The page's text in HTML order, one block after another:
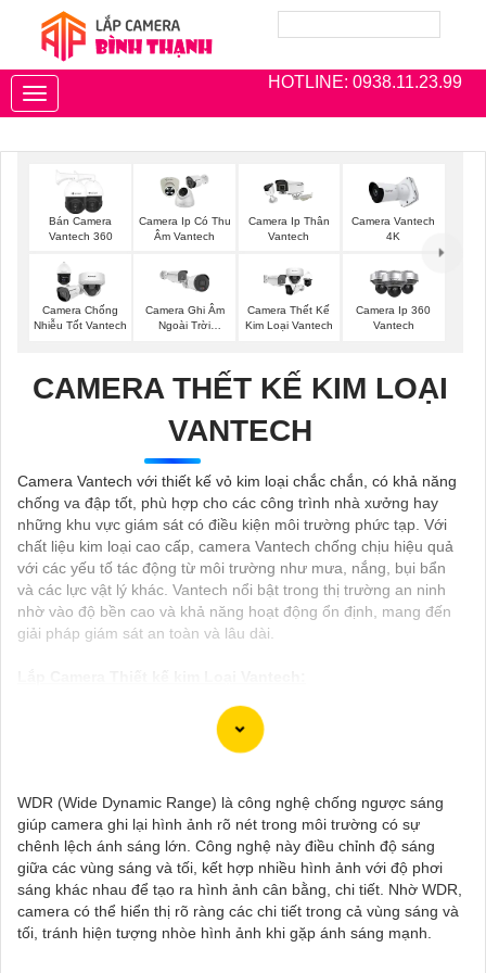
HOTLINE: 0938.11.23.99
Toggle
navigation
Bán Camera
Vantech 360
Camera Ip Có Thu
Âm Vantech
Camera Ip Thân
Vantech
Camera Vantech
4K
Camera Chống
Nhiễu Tốt Vantech
Camera Ghi Âm
Ngoài Trời
Camera Thết Kế
Kim Loại Vantech
Camera Ip 360
Vantech
CAMERA THẾT KẾ KIM LOẠI
VANTECH
Camera Vantech với thiết kế vỏ kim loại chắc chắn, có khả năng
chống va đập tốt, phù hợp cho các công trình nhà xưởng hay
những khu vực giám sát có điều kiện môi trường phức tạp. Với
chất liệu kim loại cao cấp, camera Vantech chống chịu hiệu quả
với các yếu tố tác động từ môi trường như mưa, nắng, bụi bẩn
và các lực vật lý khác. Vantech nổi bật trong thị trường an ninh
nhờ vào độ bền cao và khả năng hoạt động ổn định, mang đến
giải pháp giám sát an toàn và lâu dài.
Camera VP-411SIP VanTech ❇ 2,600,000 ₫
Camera ❂ VP-M2264IP Thiết Kệ Đẹp( 30% )
Camera VP-I4896VBP-A VanTech Thiết Kế Đẹp( 00 ₫ )
Camera VP-I2696BP-A Hồng Ngoại( 00 ₫ )
WDR (Wide Dynamic Range) là công nghệ chống ngược sáng
giúp camera ghi lại hình ảnh rõ nét trong môi trường có sự
chênh lệch ánh sáng lớn. Công nghệ này điều chỉnh độ sáng
giữa các vùng sáng và tối, kết hợp nhiều hình ảnh với độ phơi
sáng khác nhau để tạo ra hình ảnh cân bằng, chi tiết. Nhờ WDR,
camera có thể hiển thị rõ ràng các chi tiết trong cả vùng sáng và
tối, tránh hiện tượng nhòe hình ảnh khi gặp ánh sáng mạnh.